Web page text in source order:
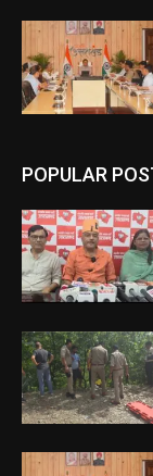
POPULAR